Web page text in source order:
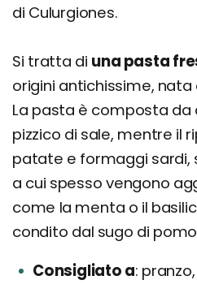
di Culurgiones.
Si tratta di una pasta
origini antichissime,
La pasta è composta da
pizzico di sale, mentre il
patate e formaggi
a cui spesso vengono
come la menta o il
condito dal sugo di
Consigliato a